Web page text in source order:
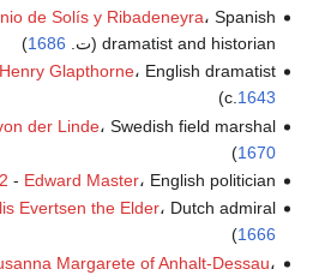
de Solís y Ribadeneyra، Spanish
dramatist and historian (ت.
1686
)
Henry Glapthorne
c. 1643
)
der Linde، Swedish field marshal (ت.
1670
)
- Edward Master، English politician (ت.
Evertsen the Elder، Dutch admiral (ت.
1666
)
Margarete of Anhalt-Dessau،